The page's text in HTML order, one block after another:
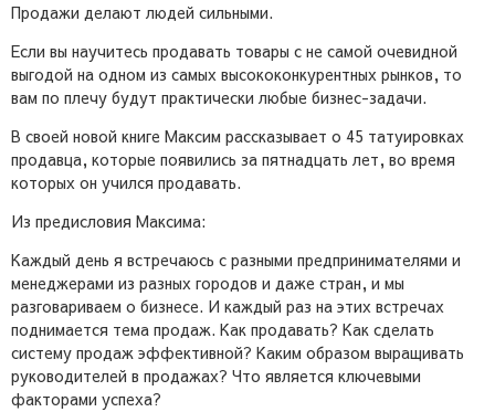
Продажи делают людей сильными.
Если вы научитесь продавать товары с не самой очевидной
выгодой на одном из самых высококонкурентных рынков, то
вам по плечу будут практически любые бизнес-задачи.
В своей новой книге Максим рассказывает о 45 татуировках
продавца, которые появились за пятнадцать лет, во время
которых он учился продавать.
Из предисловия Максима:
Каждый день я встречаюсь с разными предпринимателями и
менеджерами из разных городов и даже стран, и мы
разговариваем о бизнесе. И каждый раз на этих встречах
поднимается тема продаж. Как продавать? Как сделать
систему продаж эффективной? Каким образом выращивать
руководителей в продажах? Что является ключевыми
факторами успеха?